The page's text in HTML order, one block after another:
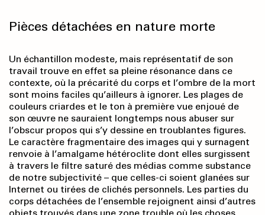
Pièces détachées en nature morte
Un échantillon modeste, mais représentatif de son
travail trouve en effet sa pleine résonance dans ce
contexte, où la précarité du corps et l’ombre de la mort
sont moins faciles qu’ailleurs à ignorer. Les plages de
couleurs criardes et le ton à première vue enjoué de
son œuvre ne sauraient longtemps nous abuser sur
l’obscur propos qui s’y dessine en troublantes figures.
Le caractère fragmentaire des images qui y surnagent
renvoie à l’amalgame hétéroclite dont elles surgissent
à travers le filtre saturé des médias comme substance
de notre subjectivité – que celles-ci soient glanées sur
Internet ou tirées de clichés personnels. Les parties du
corps détachées de l’ensemble rejoignent ainsi d’autres